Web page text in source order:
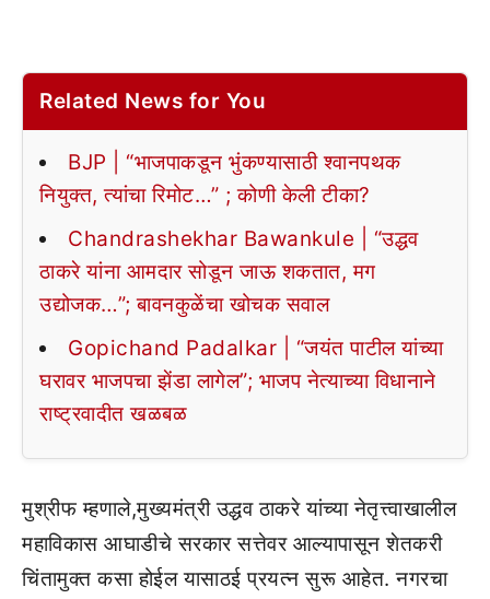
Related News for You
BJP | “भाजपाकडून भुंकण्यासाठी श्वानपथक
नियुक्त, त्यांचा रिमोट…” ; कोणी केली टीका?
Chandrashekhar Bawankule | “उद्धव
ठाकरे यांना आमदार सोडून जाऊ शकतात, मग
उद्योजक…”; बावनकुळेंचा खोचक सवाल
Gopichand Padalkar | “जयंत पाटील यांच्या
घरावर भाजपचा झेंडा लागेल”; भाजप नेत्याच्या विधानाने
राष्ट्रवादीत खळबळ
मुश्रीफ म्हणाले,मुख्यमंत्री उद्धव ठाकरे यांच्या नेतृत्त्वाखालील
महाविकास आघाडीचे सरकार सत्तेवर आल्यापासून शेतकरी
चिंतामुक्त कसा होईल यासाठई प्रयत्न सुरू आहेत. नगरचा